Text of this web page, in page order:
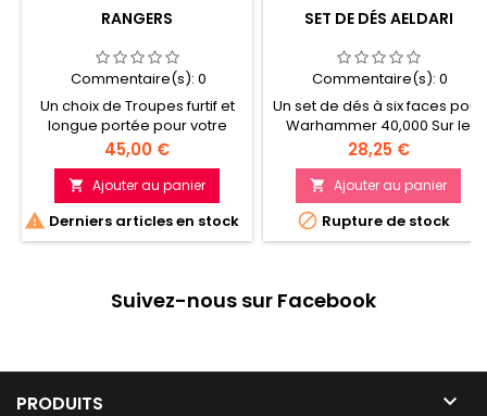
RANGERS
Commentaire(s): 0
Un choix de Troupes furtif et
longue portée pour votre
armée d'Aeldari Dotez vos
Rangers d'un champ
d'obscurité ou d'une toile à
monofilaments Inclut un large
éventail de têtes nues, avec
casque ou avec capuche, et
Prix
45,00 €
 Ajouter au panier
 Derniers articles en stock
SET DE DÉS AELDARI
Commentaire(s): 0
Un set de dés à six faces pour
Warhammer 40,000 Sur le
thème des insondables
Aeldari 20 D6 avec effet de
gemme turquoise et détails
et points blancs
Prix
28,25 €
 Ajouter au panier
 Rupture de stock
Suivez-nous sur Facebook
PRODUITS 